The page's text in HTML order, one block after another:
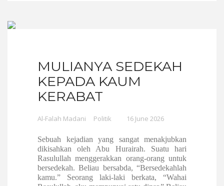
MULIANYA SEDEKAH
KEPADA KAUM
KERABAT
Al-Falah Madani Politik 16 June 2026
Sebuah kejadian yang sangat menakjubkan
dikisahkan oleh Abu Hurairah. Suatu hari
Rasulullah menggerakkan orang-orang untuk
bersedekah. Beliau bersabda, “Bersedekahlah
kamu.” Seorang laki-laki berkata, “Wahai